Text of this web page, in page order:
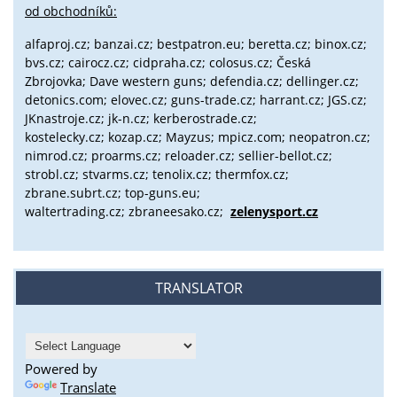
od obchodníků:
alfaproj.cz; banzai.cz; bestpatron.eu; beretta.cz; binox.cz;
bvs.cz; cairocz.cz; cidpraha.cz; colosus.cz; Česká
Zbrojovka; Dave western guns; defendia.cz; dellinger.cz;
detonics.com; elovec.cz; guns-trade.cz; harrant.cz; JGS.cz;
JKnastroje.cz; jk-n.cz; kerberostrade.cz;
kostelecky.cz; kozap.cz; Mayzus; mpicz.com; neopatron.cz;
nimrod.cz; proarms.cz; reloader.cz; sellier-bellot.cz;
strobl.cz; stvarms.cz; tenolix.cz; thermfox.cz;
zbrane.subrt.cz; top-guns.eu;
waltertrading.cz; zbraneesako.cz; zelenysport.cz
TRANSLATOR
Powered by
Translate